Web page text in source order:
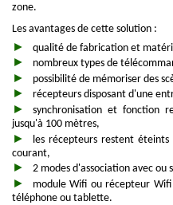
zone.
Les avantages de cette solution :
qualité de fabrication et
nombreux types de
possibilité de mémoriser des
récepteurs disposant d'une
synchronisation et fonction
jusqu'à 100 mètres,
les récepteurs restent
courant,
2 modes d'association avec ou
module Wifi ou récepteur
téléphone ou tablette.